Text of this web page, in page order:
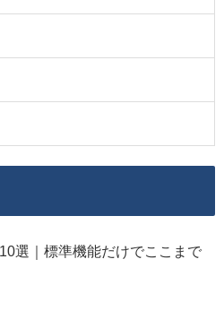
選｜標準機能だけでここまで